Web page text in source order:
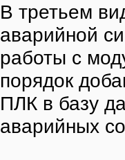
В третьем
аварийной
работы с
порядок
ПЛК в базу
аварийных